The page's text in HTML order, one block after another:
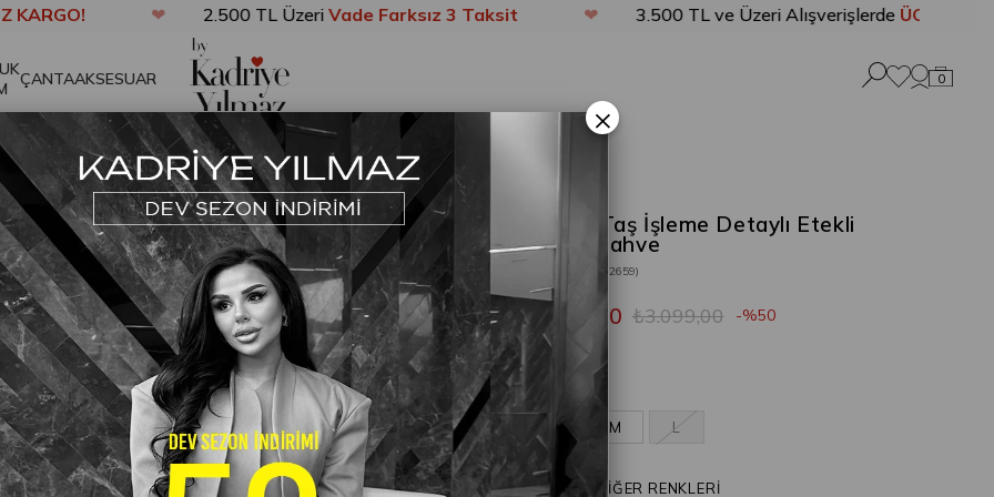
❤ 2.500 TL ÜzeriVade Farksız 3 Taksit ❤ 3.500 TL ve Üzeri AlışverişlerdeÜCRETSİZ KARGO!
ÇANTAAKSESUAR 0
Lasvin Taş İşleme Detaylı Etekli
Takım Kahve
(202659)
₺3.099,00
₺1.549,50 50
S M L
ÜRÜNÜN DİĞER RENKLERİ
×